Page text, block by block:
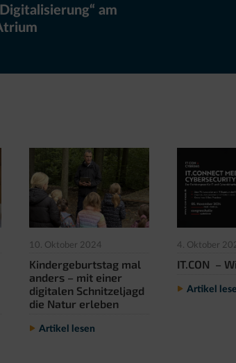
am
10. Oktober 2024
Kindergeburtstag mal
anders – mit einer
digitalen Schnitzeljagd
die Natur erleben
Artikel lesen
4. Oktober
IT.CON –
Artikel